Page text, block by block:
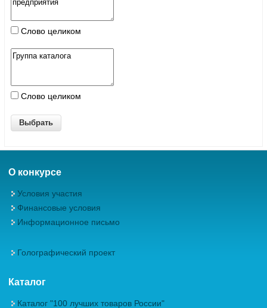
Слово целиком
Слово целиком
О конкурсе
Условия участия
Финансовые условия
Информационное письмо
Голографический проект
Каталог
Каталог "100 лучших товаров России"